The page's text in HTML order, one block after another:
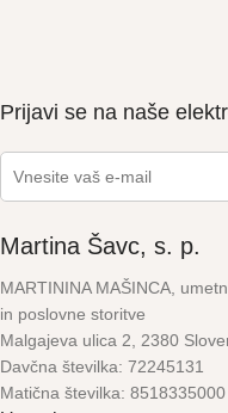
Prijavi se na naše
Martina Šavc, s. p.
MARTININA MAŠINCA,
in poslovne storitve
Malgajeva ulica 2, 2380
Davčna številka: 72245131
Matična številka: 8518335000